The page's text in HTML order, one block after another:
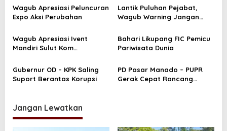
i
p
o
s
Wagub Apresiasi Peluncuran
Expo Aksi Perubahan
Lantik Puluhan Pejabat,
Wagub Warning Jangan
Wagub Apresiasi Ivent
Mandiri Sulut Kom
Bahari Likupang FIC Pemicu
Pariwisata Dunia
Gubernur OD – KPK Saling
Suport Berantas Korupsi
PD Pasar Manado – PUPR
Gerak Cepat Rancang
Jangan Lewatkan